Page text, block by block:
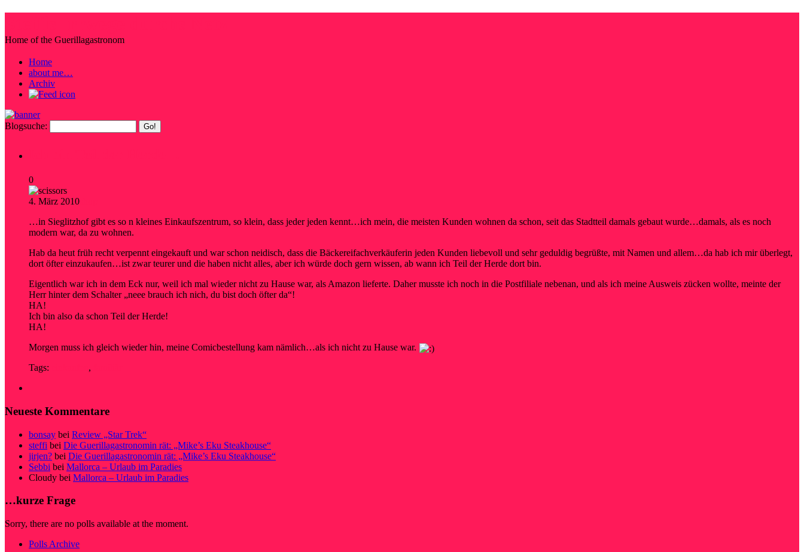
Home of the Guerillagastronom
Home
about me…
Archiv
Blogsuche:
0
4. März 2010
…in Sieglitzhof gibt es so n kleines Einkaufszentrum, so klein, dass jeder jeden kennt…ich mein, die meisten Kunden wohnen da schon, seit das Stadtteil damals gebaut wurde…damals, als es noch
modern war, da zu wohnen.
Hab da heut früh recht verpennt eingekauft und war schon neidisch, dass die Bäckereifachverkäuferin jeden Kunden liebevoll und sehr geduldig begrüßte, mit Namen und allem…da hab ich mir überlegt,
dort öfter einzukaufen…ist zwar teurer und die haben nicht alles, aber ich würde doch gern wissen, ab wann ich Teil der Herde dort bin.
Eigentlich war ich in dem Eck nur, weil ich mal wieder nicht zu Hause war, als Amazon lieferte. Daher musste ich noch in die Postfiliale nebenan, und als ich meine Ausweis zücken wollte, meinte der
Herr hinter dem Schalter „neee brauch ich nich, du bist doch öfter da“!
HA!
Ich bin also da schon Teil der Herde!
HA!
Morgen muss ich gleich wieder hin, meine Comicbestellung kam nämlich…als ich nicht zu Hause war.
Tags:
,
Neueste Kommentare
bonsay bei Review „Star Trek“
steffi bei Die Guerillagastronomin rät: „Mike’s Eku Steakhouse“
jirjen? bei Die Guerillagastronomin rät: „Mike’s Eku Steakhouse“
Sebbi bei Mallorca – Urlaub im Paradies
Cloudy bei Mallorca – Urlaub im Paradies
…kurze Frage
Sorry, there are no polls available at the moment.
Polls Archive